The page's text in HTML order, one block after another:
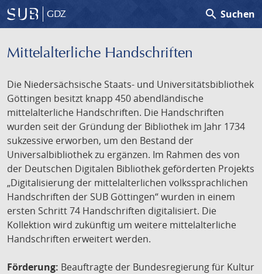
GDZ search Suchen
Mittelalterliche Handschriften
Die Niedersächsische Staats- und Universitätsbibliothek
Göttingen besitzt knapp 450 abendländische
mittelalterliche Handschriften. Die Handschriften
wurden seit der Gründung der Bibliothek im Jahr 1734
sukzessive erworben, um den Bestand der
Universalbibliothek zu ergänzen. Im Rahmen des von
der Deutschen Digitalen Bibliothek geförderten Projekts
„Digitalisierung der mittelalterlichen volkssprachlichen
Handschriften der SUB Göttingen“ wurden in einem
ersten Schritt 74 Handschriften digitalisiert. Die
Kollektion wird zukünftig um weitere mittelalterliche
Handschriften erweitert werden.
Förderung: Beauftragte der Bundesregierung für Kultur